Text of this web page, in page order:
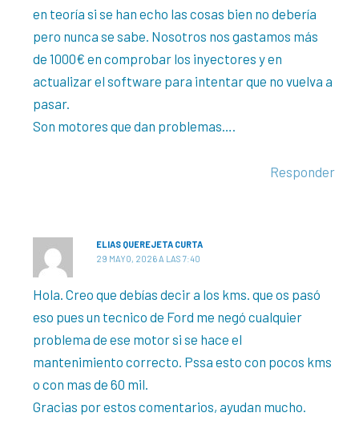
en teoría si se han echo las cosas bien no debería
pero nunca se sabe. Nosotros nos gastamos más
de 1000€ en comprobar los inyectores y en
actualizar el software para intentar que no vuelva a
pasar.
Son motores que dan problemas….
Responder
ELIAS QUEREJETA CURTA
29 MAYO, 2026 A LAS 7:40
Hola. Creo que debías decir a los kms. que os pasó
eso pues un tecnico de Ford me negó cualquier
problema de ese motor si se hace el
mantenimiento correcto. Pssa esto con pocos kms
o con mas de 60 mil.
Gracias por estos comentarios, ayudan mucho.